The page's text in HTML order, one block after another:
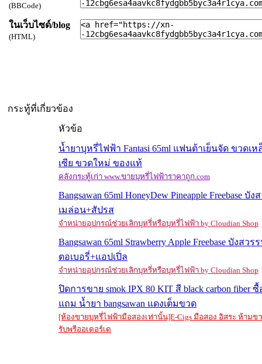
(BBCode)
ในเว็บไซด์/blog
(HTML)
กระทู้ที่เกี่ยวข้อง
หัวข้อ
น้ำยาบุหรี่ไฟฟ้า Fantasi 65ml แฟนต้าเย็นจัด ขวดเห
เซีย ขวดใหม่ ของแท้
คลังกระทู้เก่า www.ขายบุหรี่ไฟฟ้าราคาถูก.com
Bangsawan 65ml HoneyDew Pineapple Freebase บั
เมล่อน+สัปรส
จำหน่ายอุปกรณ์ช่วยเลิกบุหรี่หรือบุหรี่ไฟฟ้า by Cloudian Shop
Bangsawan 65ml Strawberry Apple Freebase บังสว
ตอเบอรี่+แอปเปิ่ล
จำหน่ายอุปกรณ์ช่วยเลิกบุหรี่หรือบุหรี่ไฟฟ้า by Cloudian Shop
ปิดการขาย smok IPX 80 KIT สี black carbon fiber
แถม น้ำยา bangsawan แดงเต็มขวด
[ห้องขายบุหรี่ไฟฟ้ามือสองเท่านั้น]E-Cigs มือสอง อิสระ ห้ามข
รับพรีออเดอร์เด